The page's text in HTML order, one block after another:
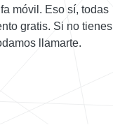
móvil. Eso sí, todas
gratis. Si no tienes
llamarte.